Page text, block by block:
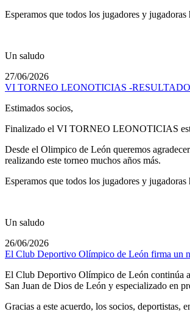
Esperamos que todos los jugadores y
Un saludo
27/06/2026
VI TORNEO LEONOTICIAS -
Estimados socios,
Finalizado el VI TORNEO LEONOTICIAS
Desde el Olimpico de León queremos
realizando este torneo muchos años más.
Esperamos que todos los jugadores y
Un saludo
26/06/2026
El Club Deportivo Olímpico de León firma un
El Club Deportivo Olímpico de León continúa
San Juan de Dios de León y especializado en
Gracias a este acuerdo, los socios, deportistas,